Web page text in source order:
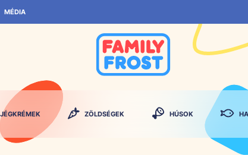
MÉDIA
JÉGKRÉMEK ZÖLDSÉGEK HÚSOK